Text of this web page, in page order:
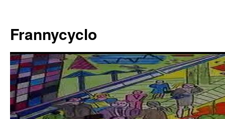
contenu
Frannycyclo